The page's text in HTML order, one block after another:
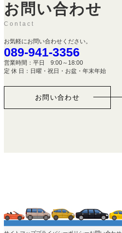
お問い合わせ
Contact
お気軽にお問い合わせください。
089-941-3356
営業時間：平日 9:00～18:00
定 休 日：日曜・祝日・お盆・年末年始
お問い合わせ